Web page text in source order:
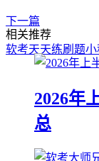
下一篇
软考天天练刷题
相关推荐
2026年
总